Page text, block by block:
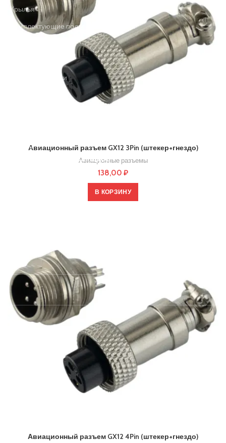
Авиационный разъем GX12 3Pin (штекер+гнездо)
Авиационные разъемы
138,00 ₽
В КОРЗИНУ
Авиационный разъем GX12 4Pin (штекер+гнездо)
Крылья
Комплектующие подвески и механика
Коврики для деки
Грипсы
ЗАПЧАСТИ ДЛЯ ВЕЛОСИПЕДОВ